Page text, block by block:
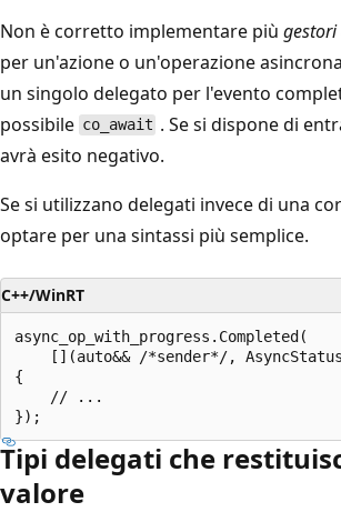
Non è corretto implementare più
per un'azione o un'operazione
un singolo delegato per l'evento
possibile co_await . Se si dispone di
avrà esito negativo.
Se si utilizzano delegati invece di una
optare per una sintassi più semplice.
C++/WinRT
async_op_with_progress.Completed(
[](auto&& /*sender*/,
{
    // ...
Tipi delegati che
valore